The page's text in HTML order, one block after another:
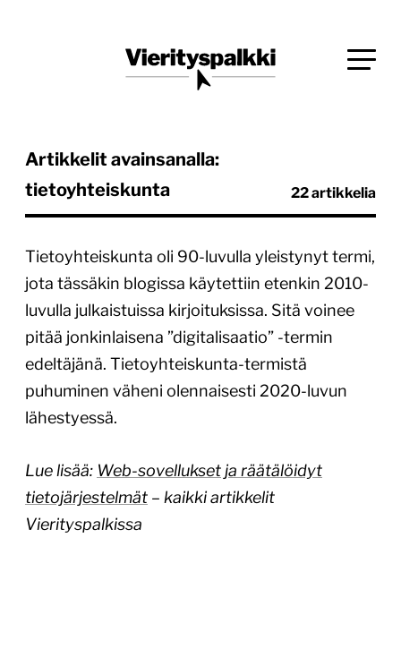
Vierityspalkki.fi
Artikkelit avainsanalla:
tietoyhteiskunta
22 artikkelia
Tietoyhteiskunta oli 90-luvulla yleistynyt termi,
jota tässäkin blogissa käytettiin etenkin 2010-
luvulla julkaistuissa kirjoituksissa. Sitä voinee
pitää jonkinlaisena ”digitalisaatio” -termin
edeltäjänä. Tietoyhteiskunta-termistä
puhuminen väheni olennaisesti 2020-luvun
lähestyessä.
Lue lisää: Web-sovellukset ja räätälöidyt
tietojärjestelmät – kaikki artikkelit
Vierityspalkissa